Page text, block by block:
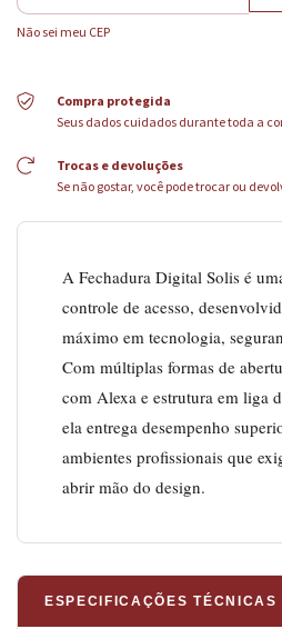
Não sei meu CEP
Compra protegida
Seus dados cuidados durante toda a
Trocas e devoluções
Se não gostar, você pode trocar ou
A Fechadura Digital Solis é
controle de acesso,
máximo em tecnologia,
Com múltiplas formas de
com Alexa e estrutura em liga
ela entrega desempenho
ambientes profissionais que
abrir mão do design.
ESPECIFICAÇÕES TÉCNICAS